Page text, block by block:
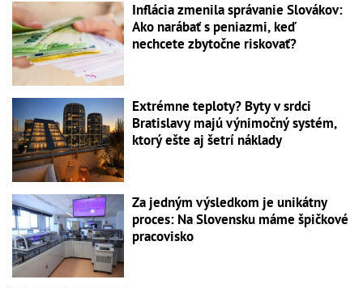
Inflácia zmenila správanie Slovákov:
Ako narábať s peniazmi, keď
nechcete zbytočne riskovať?
Extrémne teploty? Byty v srdci
Bratislavy majú výnimočný systém,
ktorý ešte aj šetrí náklady
Za jedným výsledkom je unikátny
proces: Na Slovensku máme špičkové
pracovisko